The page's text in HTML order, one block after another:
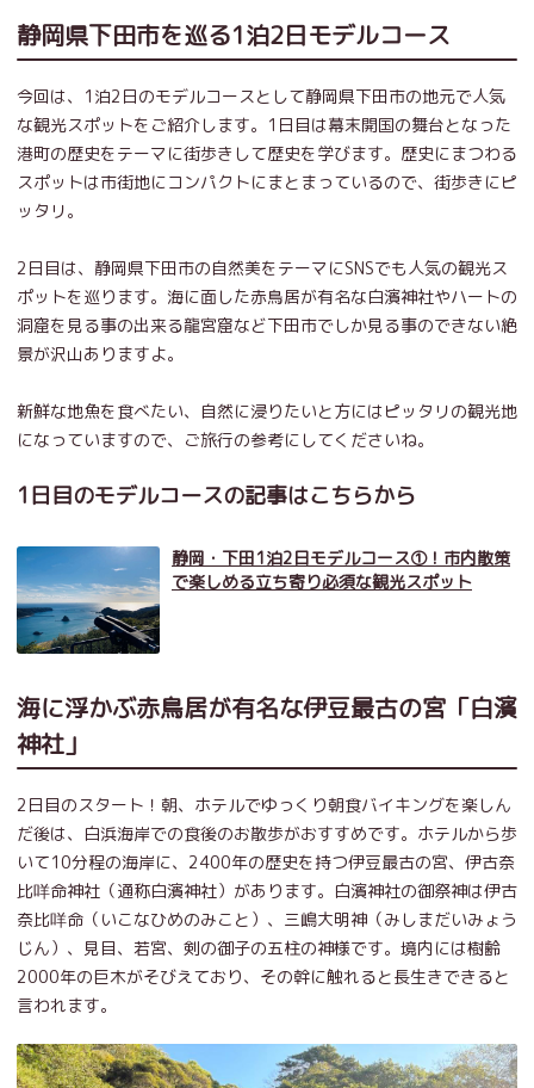
静岡県下田市を巡る1泊2日モデルコース
今回は、1泊2日のモデルコースとして静岡県下田市の地元で人気
な観光スポットをご紹介します。1日目は幕末開国の舞台となった
港町の歴史をテーマに街歩きして歴史を学びます。歴史にまつわる
スポットは市街地にコンパクトにまとまっているので、街歩きにピ
ッタリ。
2日目は、静岡県下田市の自然美をテーマにSNSでも人気の観光ス
ポットを巡ります。海に面した赤鳥居が有名な白濱神社やハートの
洞窟を見る事の出来る龍宮窟など下田市でしか見る事のできない絶
景が沢山ありますよ。
新鮮な地魚を食べたい、自然に浸りたいと方にはピッタリの観光地
になっていますので、ご旅行の参考にしてくださいね。
1日目のモデルコースの記事はこちらから
静岡・下田1泊2日モデルコース①！市内散策
で楽しめる立ち寄り必須な観光スポット
海に浮かぶ赤鳥居が有名な伊豆最古の宮「白濱
神社」
2日目のスタート！朝、ホテルでゆっくり朝食バイキングを楽しん
だ後は、白浜海岸での食後のお散歩がおすすめです。ホテルから歩
いて10分程の海岸に、2400年の歴史を持つ伊豆最古の宮、伊古奈
比咩命神社（通称白濱神社）があります。白濱神社の御祭神は伊古
奈比咩命（いこなひめのみこと）、三嶋大明神（みしまだいみょう
じん）、見目、若宮、剣の御子の五柱の神様です。境内には樹齢
2000年の巨木がそびえており、その幹に触れると長生きできると
言われます。